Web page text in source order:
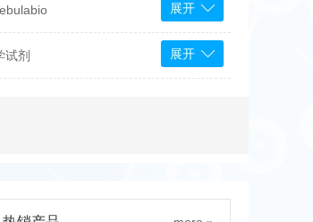
Mediagnost
展开
试剂 展开